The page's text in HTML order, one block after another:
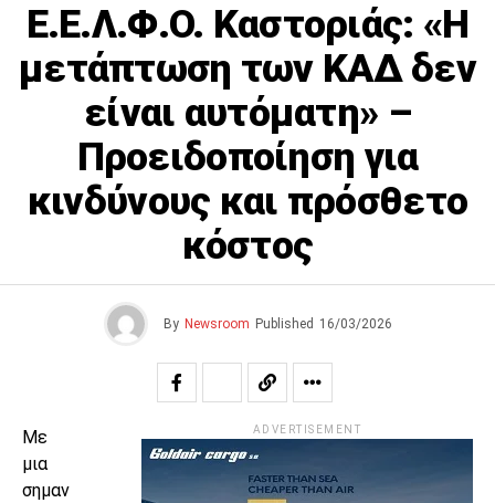
Ε.Ε.Λ.Φ.Ο. Καστοριάς: «Η
μετάπτωση των ΚΑΔ δεν
είναι αυτόματη» –
Προειδοποίηση για
κινδύνους και πρόσθετο
κόστος
By Newsroom Published 16/03/2026
Με
μια
σημαν
ADVERTISEMENT